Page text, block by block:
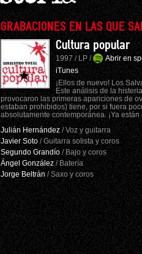
GRABACIONES EN LAS QUE
Cultura popular
1997 / LP / Abrir en
iTunes
¡Ellos de nuevo! Los
Este análisis de la
provocaron las primeras apariciones de
estaban prohibidos) tiene, por si fuera
absolutamente contemporánea. ¡Ya están
Julián Hernández/ Voz y guitarra
Javier Soto / Guitarra solista y coros
Segundo Grandío/ Bajo y coros
Ángel González/ Batería
Jorge Beltrán/ Saxo y coros